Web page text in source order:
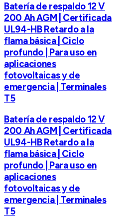
Batería de respaldo 12 V
200 Ah AGM | Certificada
UL94-HB Retardo a la
flama básica | Ciclo
profundo | Para uso en
aplicaciones
fotovoltaicas y de
emergencia | Terminales
T5
Batería de respaldo 12 V
200 Ah AGM | Certificada
UL94-HB Retardo a la
flama básica | Ciclo
profundo | Para uso en
aplicaciones
fotovoltaicas y de
emergencia | Terminales
T5